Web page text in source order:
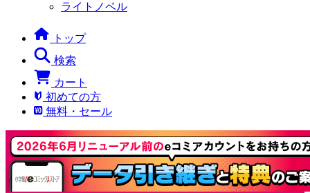
ライトノベル
トップ
検索
カート
初めての方
無料・セール